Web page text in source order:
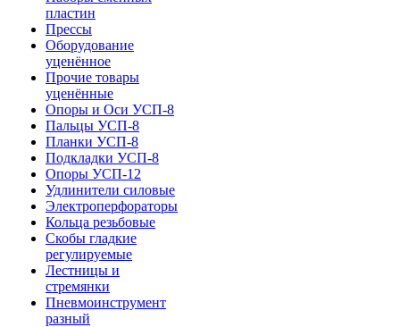
пластин
Прессы
Оборудование
уценённое
Прочие товары
уценённые
Опоры и Оси УСП-8
Пальцы УСП-8
Планки УСП-8
Подкладки УСП-8
Опоры УСП-12
Удлинители силовые
Электроперфораторы
Кольца резьбовые
Скобы гладкие
регулируемые
Лестницы и
стремянки
Пневмоинструмент
разный